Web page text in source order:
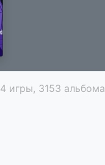
игры, 3153 альбома